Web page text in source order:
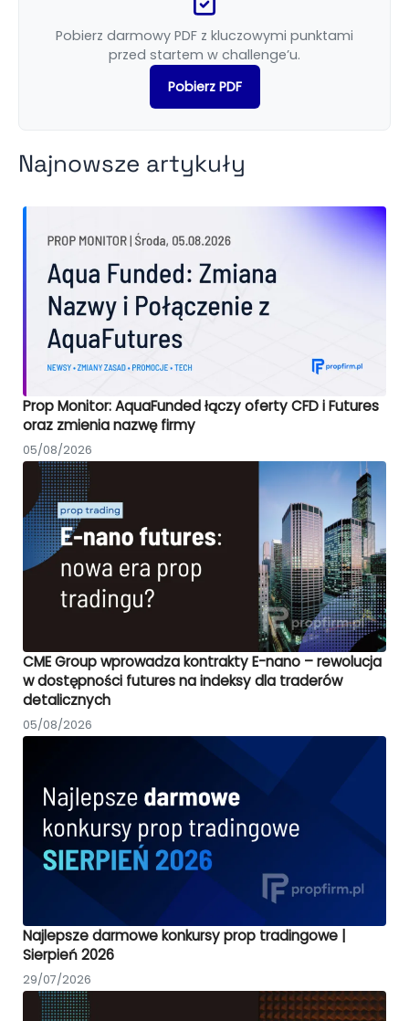
Pobierz darmowy PDF z kluczowymi punktami
przed startem w challenge’u.
Pobierz PDF
Najnowsze artykuły
Prop Monitor: AquaFunded łączy oferty CFD i Futures
oraz zmienia nazwę firmy
05/08/2026
CME Group wprowadza kontrakty E-nano – rewolucja
w dostępności futures na indeksy dla traderów
detalicznych
05/08/2026
Najlepsze darmowe konkursy prop tradingowe |
Sierpień 2026
29/07/2026